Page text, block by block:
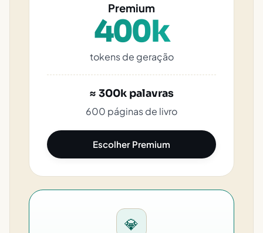
Premium
400k
tokens de geração
≈ 300k palavras
600 páginas de livro
Escolher Premium
💎